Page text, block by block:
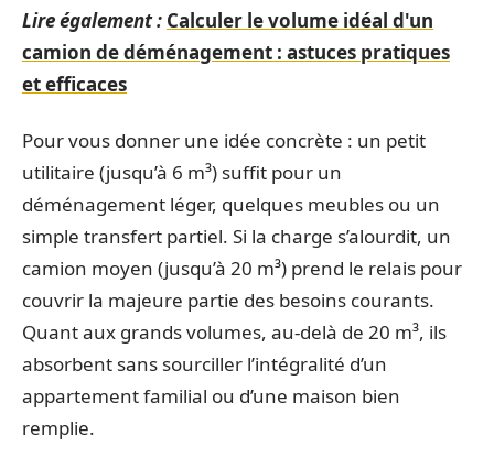
Lire également : Calculer le volume idéal d'un
camion de déménagement : astuces pratiques
et efficaces
Pour vous donner une idée concrète : un petit
utilitaire (jusqu’à 6 m³) suffit pour un
déménagement léger, quelques meubles ou un
simple transfert partiel. Si la charge s’alourdit, un
camion moyen (jusqu’à 20 m³) prend le relais pour
couvrir la majeure partie des besoins courants.
Quant aux grands volumes, au-delà de 20 m³, ils
absorbent sans sourciller l’intégralité d’un
appartement familial ou d’une maison bien
remplie.